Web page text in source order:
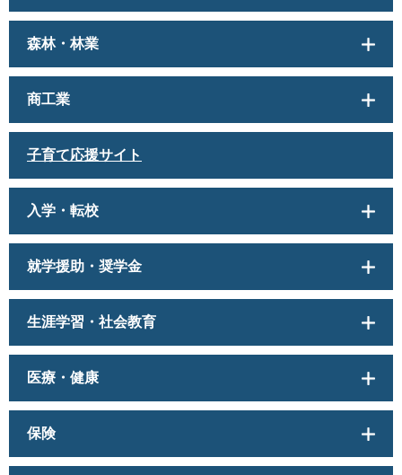
森林・林業
商工業
子育て応援サイト
入学・転校
就学援助・奨学金
生涯学習・社会教育
医療・健康
保険